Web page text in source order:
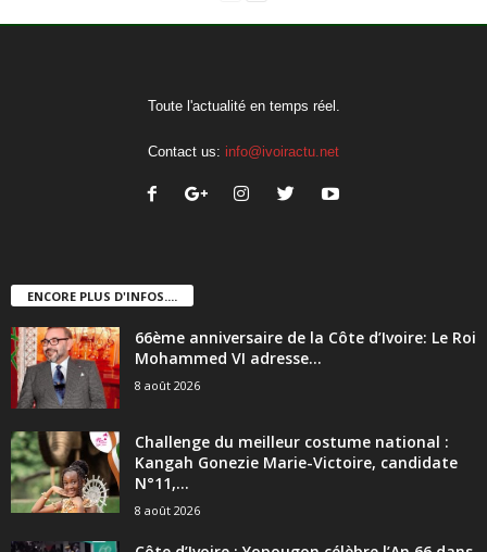
Toute l'actualité en temps réel.
Contact us: info@ivoiractu.net
ENCORE PLUS D'INFOS....
66ème anniversaire de la Côte d’Ivoire: Le Roi
Mohammed VI adresse...
8 août 2026
Challenge du meilleur costume national :
Kangah Gonezie Marie-Victoire, candidate
N°11,...
8 août 2026